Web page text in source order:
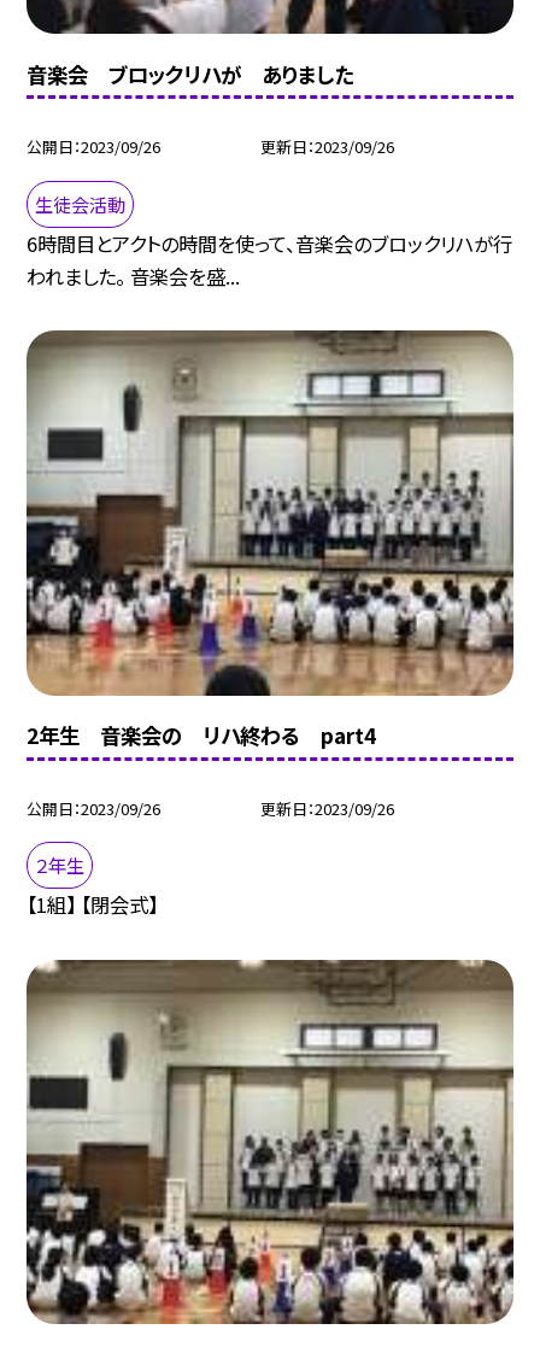
音楽会 ブロックリハが ありました
公開日 2023/09/26 更新日 2023/09/26
生徒会活動
6時間目とアクトの時間を使って、音楽会のブロックリハが行
われました。 音楽会を盛...
2年生 音楽会の リハ終わる part4
公開日 2023/09/26 更新日 2023/09/26
２年生
【1組】 【閉会式】